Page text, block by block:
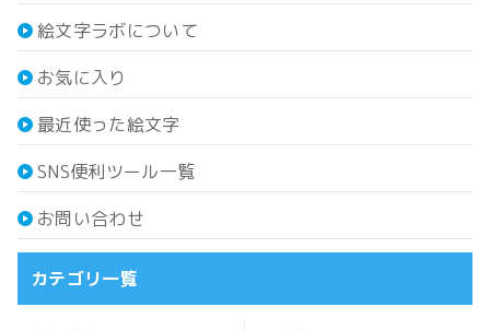
絵文字ラボについて
お気に入り
最近使った絵文字
SNS便利ツール一覧
お問い合わせ
カテゴリ一覧